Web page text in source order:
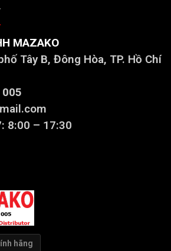
MAZAKO
Tây B, Đông Hòa, TP. Hồ Chí
8:00 – 17:30
hãng